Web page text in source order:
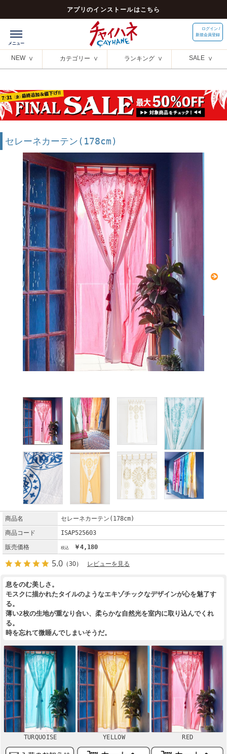
アプリのインストールはこちら
ログイン /
新規会員登録
NEW カテゴリー ランキング SALE
セレーネカーテン(178cm)
商品名
セレーネカーテン(178cm)
商品コード
ISAP525603
販売価格
￥4,180
5.0 （30） レビューを見る
息をのむ美しさ。
モスクに描かれたタイルのようなエキゾチックなデザインが心を魅了す
る。
薄い2枚の生地が重なり合い、柔らかな自然光を室内に取り込んでくれ
る。
時を忘れて微睡んでしまいそうだ。
TURQUOISE YELLOW RED